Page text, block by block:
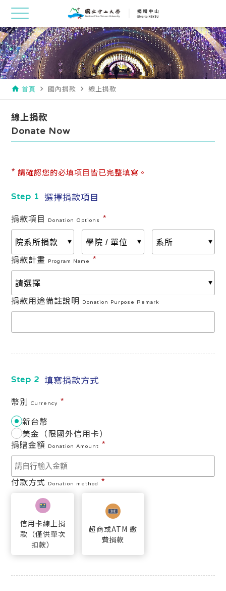
home 首頁 navigate_next 國內捐款 navigate_next 線上捐款
線上捐款
Donate Now
* 請確認您的必填項目皆已完整填寫。
Step 1 選擇捐款項目
捐款項目 Donation Options *
捐款計畫 Program Name *
捐款用途備註說明 Donation Purpose Remark
Step 2 填寫捐款方式
幣別Currency *
新台幣
美金（限國外信用卡）
捐贈金額
Donation Amount *
付款方式 Donation method *
信用卡線上捐
款（僅供單次
扣款）
超商或ATM 繳
費捐款